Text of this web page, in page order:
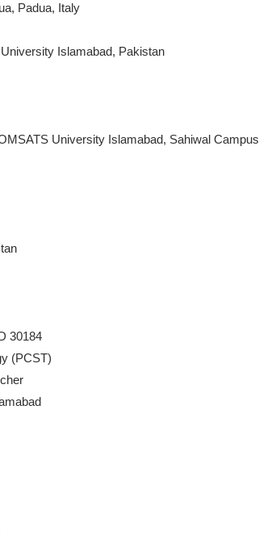
Padua, Italy
Islamabad, Pakistan
University Islamabad, Sahiwal Campus
30184
(PCST)